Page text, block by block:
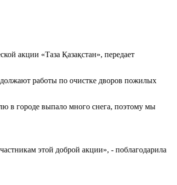
акции «Таза Қазақстан», передает
работы по очистке дворов пожилых
в городе выпало много снега, поэтому мы
этой доброй акции», - поблагодарила